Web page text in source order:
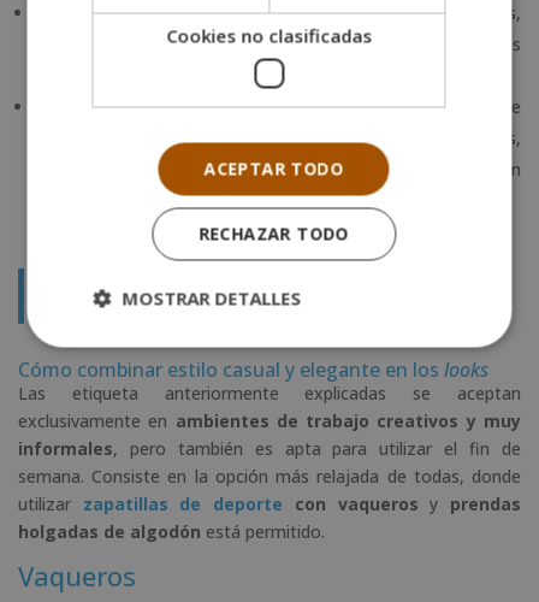
Accesorios artesanales. Collares largos con cuentas,
pulseras de cuero, pendientes de inspiración étnica y bolsos
tejidos son imprescindibles para lograr este estilo.
Calzado cómodo. Refleja el toque relajado e incluye
sandalias planas, botas camperas, mocasines y alpargatas,
por ejemplo. Además de prácticos, complementan
perfectamente el aire natural del estilo.
Shopper
Cómo combinar estilo casual y elegante en los looks
Las etiqueta anteriormente explicadas se aceptan
exclusivamente en ambientes de trabajo creativos y muy
informales, pero también es apta para utilizar el fin de
semana. Consiste en la opción más relajada de todas, donde
utilizar zapatillas de deporte con vaqueros y prendas
holgadas de algodón está permitido.
Vaqueros
Cookies no clasificadas
ACEPTAR TODO
RECHAZAR TODO
MOSTRAR DETALLES